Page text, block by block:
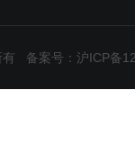
有 备案号：沪ICP备